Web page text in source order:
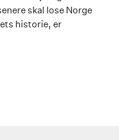
skal lose Norge
historie, er